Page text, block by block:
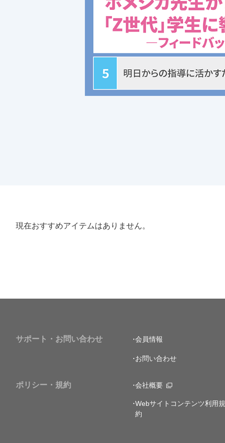
現在おすすめアイテムはありません。
サポート・お問い合わせ 会員情報
お問い合わせ
ポリシー・規約 会社概要
Webサイトコンテンツ利用規
約